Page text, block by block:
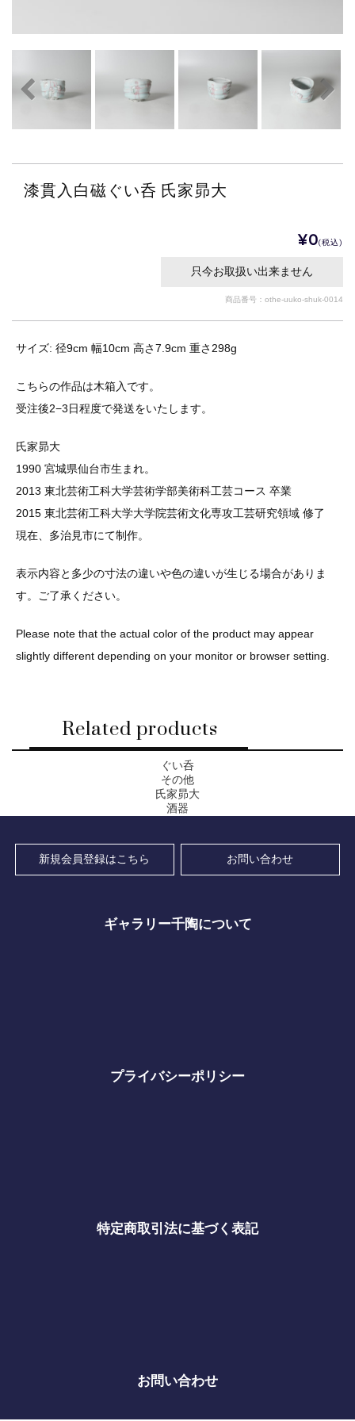
漆貫入白磁ぐい呑 氏家昴大
¥0(税込)
只今お取扱い出来ません
商品番号：othe-uuko-shuk-0014
サイズ: 径9cm 幅10cm 高さ7.9cm 重さ298g
こちらの作品は木箱入です。
受注後2−3日程度で発送をいたします。
氏家昴大
1990 宮城県仙台市生まれ。
2013 東北芸術工科大学芸術学部美術科工芸コース 卒業
2015 東北芸術工科大学大学院芸術文化専攻工芸研究領域 修了
現在、多治見市にて制作。
表示内容と多少の寸法の違いや色の違いが生じる場合がありま
す。ご了承ください。
Please note that the actual color of the product may appear
slightly different depending on your monitor or browser setting.
Related products
ぐい呑
その他
氏家昴大
酒器
新規会員登録はこちら お問い合わせ
ギャラリー千陶について
プライバシーポリシー
特定商取引法に基づく表記
お問い合わせ